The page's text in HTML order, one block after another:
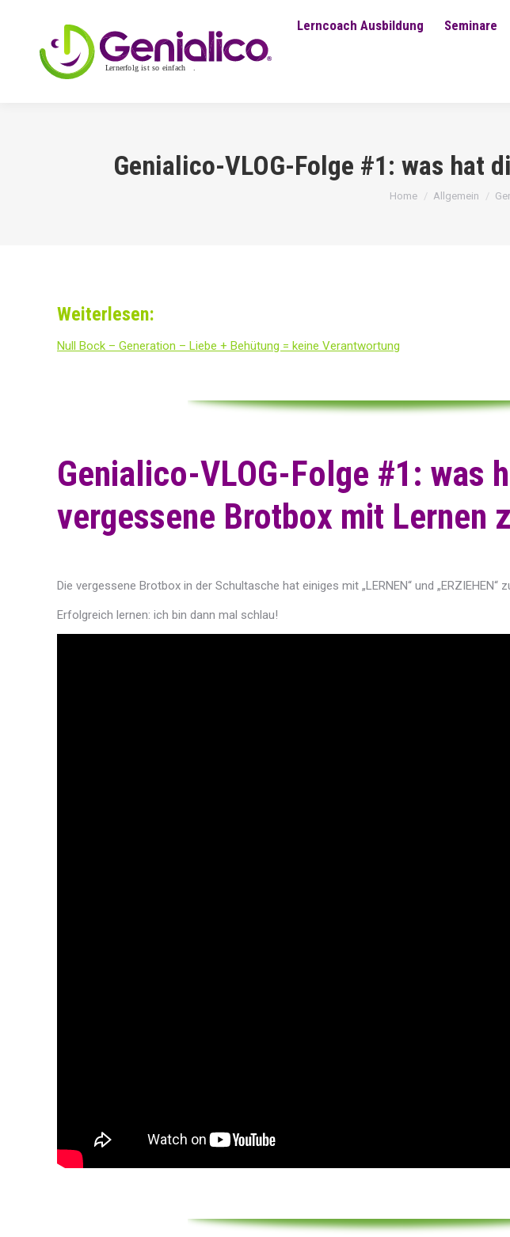
Lerncoach Ausbildung Seminare
Genialico-VLOG-Folge #1: was hat
You are here:
Home Allgemein
Weiterlesen:
Null Bock – Generation – Liebe + Behütung = keine Verantwortung
Genialico-VLOG-Folge #1: was
vergessene Brotbox mit Lernen
Die vergessene Brotbox in der Schultasche hat einiges mit „LERNEN“ und „ERZIEHEN“
Erfolgreich lernen: ich bin dann mal schlau!